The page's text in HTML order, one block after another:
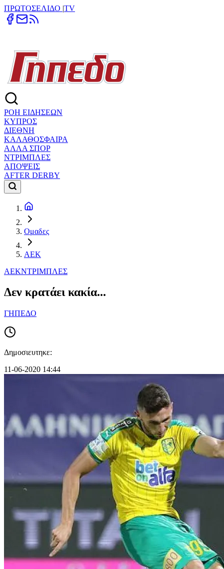
ΠΡΩΤΟΣΕΛΙΔΟ |TV
ΡΟΗ ΕΙΔΗΣΕΩΝ
ΚΥΠΡΟΣ
ΔΙΕΘΝΗ
ΚΑΛΑΘΟΣΦΑΙΡΑ
ΑΛΛΑ ΣΠΟΡ
ΝΤΡΙΜΠΛΕΣ
ΑΠΟΨΕΙΣ
AFTER DERBY
Ομαδες
ΑΕΚ
ΑΕΚΝΤΡΙΜΠΛΕΣ
Δεν κρατάει κακία...
ΓΗΠΕΔΟ
Δημοσιευτηκε:
11-06-2020 14:44